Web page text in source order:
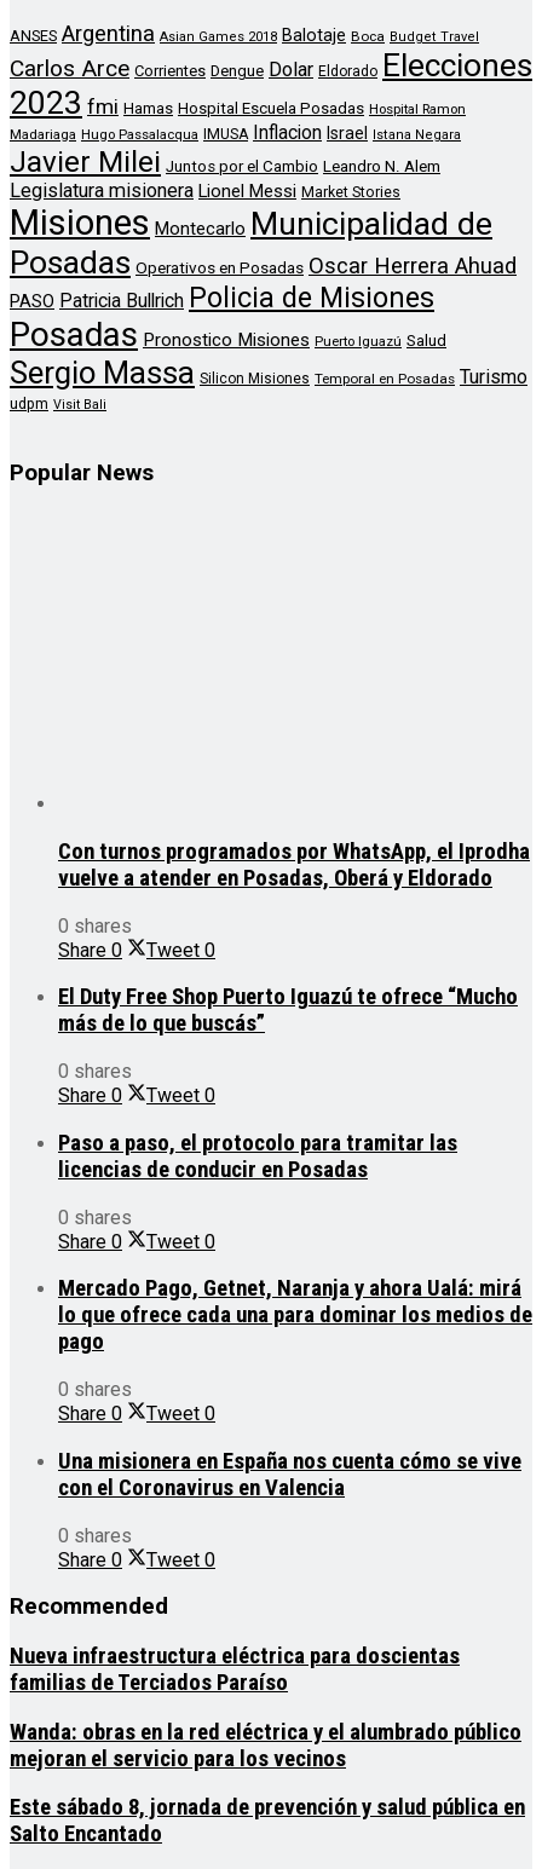
ANSES Argentina Asian Games 2018 Balotaje Boca Budget Travel
Carlos Arce Corrientes Dengue Dolar Eldorado Elecciones
2023 fmi Hamas Hospital Escuela Posadas Hospital Ramon
Madariaga Hugo Passalacqua IMUSA Inflacion Israel Istana Negara
Javier Milei Juntos por el Cambio Leandro N. Alem
Legislatura misionera Lionel Messi Market Stories
Misiones Montecarlo Municipalidad de
Posadas Operativos en Posadas Oscar Herrera Ahuad
PASO Patricia Bullrich Policia de Misiones
Posadas Pronostico Misiones Puerto Iguazú Salud
Sergio Massa Silicon Misiones Temporal en Posadas Turismo
udpm Visit Bali
Popular News
Con turnos programados por WhatsApp, el Iprodha
vuelve a atender en Posadas, Oberá y Eldorado
0 shares
Share 0 Tweet 0
El Duty Free Shop Puerto Iguazú te ofrece “Mucho
más de lo que buscás”
0 shares
Share 0 Tweet 0
Paso a paso, el protocolo para tramitar las
licencias de conducir en Posadas
0 shares
Share 0 Tweet 0
Mercado Pago, Getnet, Naranja y ahora Ualá: mirá
lo que ofrece cada una para dominar los medios de
pago
0 shares
Share 0 Tweet 0
Una misionera en España nos cuenta cómo se vive
con el Coronavirus en Valencia
0 shares
Share 0 Tweet 0
Recommended
Nueva infraestructura eléctrica para doscientas
familias de Terciados Paraíso
Wanda: obras en la red eléctrica y el alumbrado público
mejoran el servicio para los vecinos
Este sábado 8, jornada de prevención y salud pública en
Salto Encantado